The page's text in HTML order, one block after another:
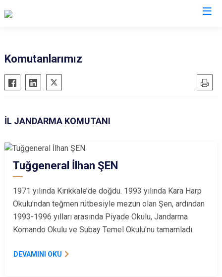
Komutanlarımız
İL JANDARMA KOMUTANI
Tuğgeneral İlhan ŞEN
1971 yılında Kırıkkale’de doğdu. 1993 yılında Kara Harp
Okulu'ndan teğmen rütbesiyle mezun olan Şen, ardından
1993-1996 yılları arasında Piyade Okulu, Jandarma
Komando Okulu ve Subay Temel Okulu'nu tamamladı.
DEVAMINI OKU